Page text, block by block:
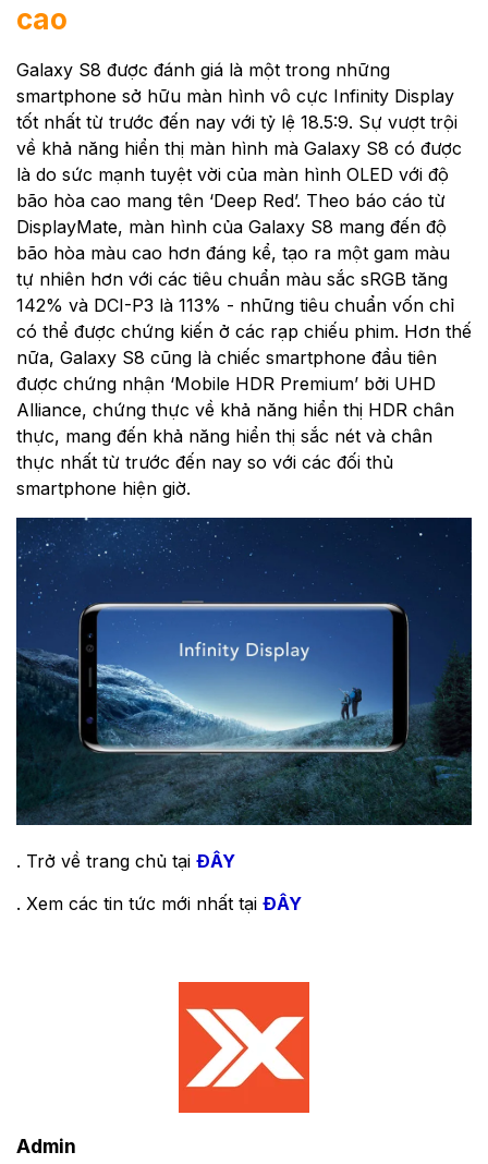
cao
Galaxy S8 được đánh giá là một trong những
smartphone sở hữu màn hình vô cực Infinity Display
tốt nhất từ trước đến nay với tỷ lệ 18.5:9. Sự vượt trội
về khả năng hiển thị màn hình mà Galaxy S8 có được
là do sức mạnh tuyệt vời của màn hình OLED với độ
bão hòa cao mang tên ‘Deep Red’. Theo báo cáo từ
DisplayMate, màn hình của Galaxy S8 mang đến độ
bão hòa màu cao hơn đáng kể, tạo ra một gam màu
tự nhiên hơn với các tiêu chuẩn màu sắc sRGB tăng
142% và DCI-P3 là 113% - những tiêu chuẩn vốn chỉ
có thể được chứng kiến ở các rạp chiếu phim. Hơn thế
nữa, Galaxy S8 cũng là chiếc smartphone đầu tiên
được chứng nhận ‘Mobile HDR Premium’ bởi UHD
Alliance, chứng thực về khả năng hiển thị HDR chân
thực, mang đến khả năng hiển thị sắc nét và chân
thực nhất từ trước đến nay so với các đối thủ
smartphone hiện giờ.
. Trở về trang chủ tại ĐÂY
. Xem các tin tức mới nhất tại ĐÂY
Admin